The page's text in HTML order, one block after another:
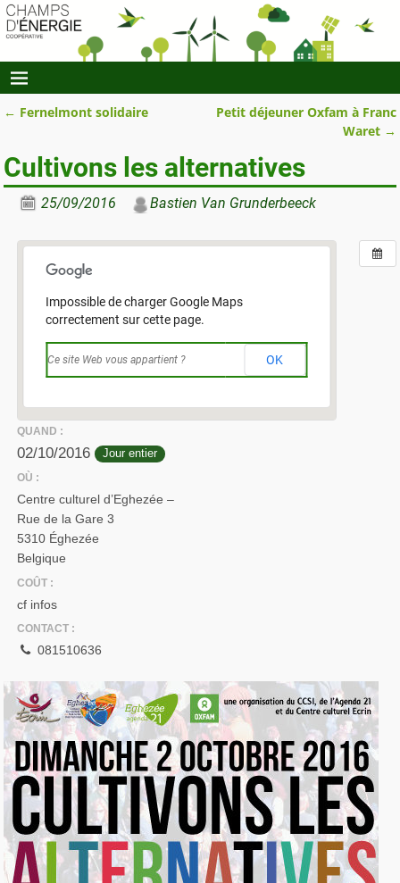
← Fernelmont solidaire
Petit déjeuner Oxfam à Franc
Waret →
Cultivons les alternatives
25/09/2016 Bastien Van Grunderbeeck
Impossible de charger Google Maps
correctement sur cette page.
Ce site Web vous appartient ? OK
QUAND :
02/10/2016 Jour entier
OÙ :
Centre culturel d’Eghezée –
Rue de la Gare 3
5310 Éghezée
Belgique
COÛT :
cf infos
CONTACT :
081510636